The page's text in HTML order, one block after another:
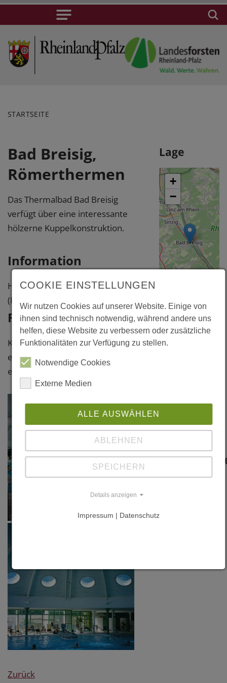
STARTSEITE
Bad Breisig,
Römerthermen
Das Thermalbad Bad Breisig
verfügt über eine interessante
hölzerne Kuppelkonstruktion.
Information
Holzbau: Peetz GmbH, Kall
(Fassade/Innenausbau)
Fotos
Klicken Sie bitte auf das Foto, um
eine vergrößerte Darstellung zu
erhalten.
Zurück
Lage
+
−
OpenStreetMap
contributors
Bad Breisig,
Römerthermen
Breisig
breisig.de
COOKIE EINSTELLUNGEN
Wir nutzen Cookies auf unserer Website. Einige von
ihnen sind technisch notwendig, während andere uns
helfen, diese Website zu verbessern oder zusätzliche
Funktionalitäten zur Verfügung zu stellen.
Notwendige Cookies
Externe Medien
ALLE AUSWÄHLEN
ABLEHNEN
SPEICHERN
Details anzeigen
Impressum | Datenschutz